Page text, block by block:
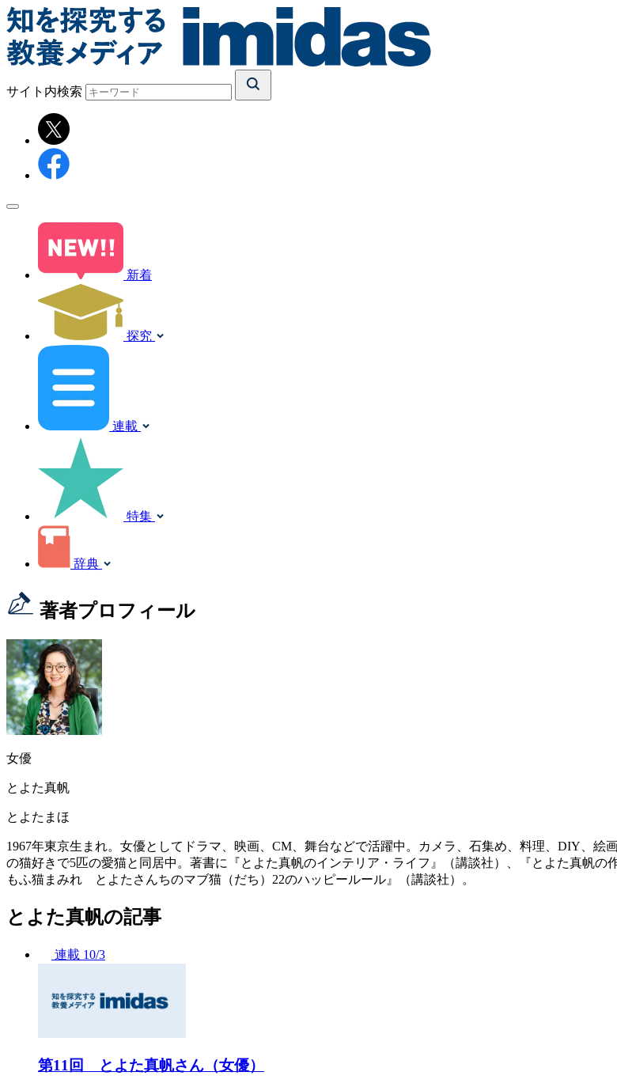
サイト内検索
新着
探究
連載
特集
辞典
著者プロフィール
女優
とよた真帆
とよたまほ
1967年東京生まれ。女優としてドラマ、映画、CM、舞台などで活躍中。カメラ、石集め、料理、DIY、
の猫好きで5匹の愛猫と同居中。著書に『とよた真帆のインテリア・ライフ』（講談社）、『とよた真帆
もふ猫まみれ とよたさんちのマブ猫（だち）22のハッピールール』（講談社）。
とよた真帆の記事
連載 10/3
第11回 とよた真帆さん（女優）